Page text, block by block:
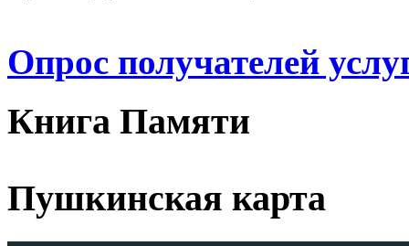
Опрос получателей
Книга Памяти
Пушкинская карта